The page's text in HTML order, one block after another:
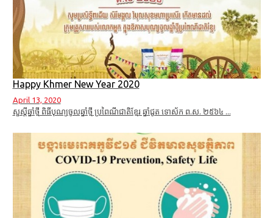
Happy Khmer New Year 2020
April 13, 2020
សួស្តីឆ្នាំថ្មី ពិធីបុណ្យចូលឆ្នាំថ្មី ប្រពៃណីជាតិខ្មែរ ឆ្នាំជូត ទោស័ក ព.ស. ២៥៦៤ ...